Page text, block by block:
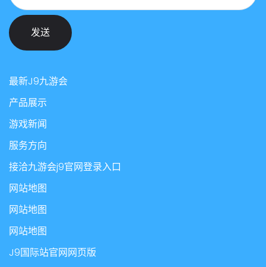
发送
最新J9九游会
产品展示
游戏新闻
服务方向
接洽九游会j9官网登录入口
网站地图
网站地图
网站地图
J9国际站官网网页版